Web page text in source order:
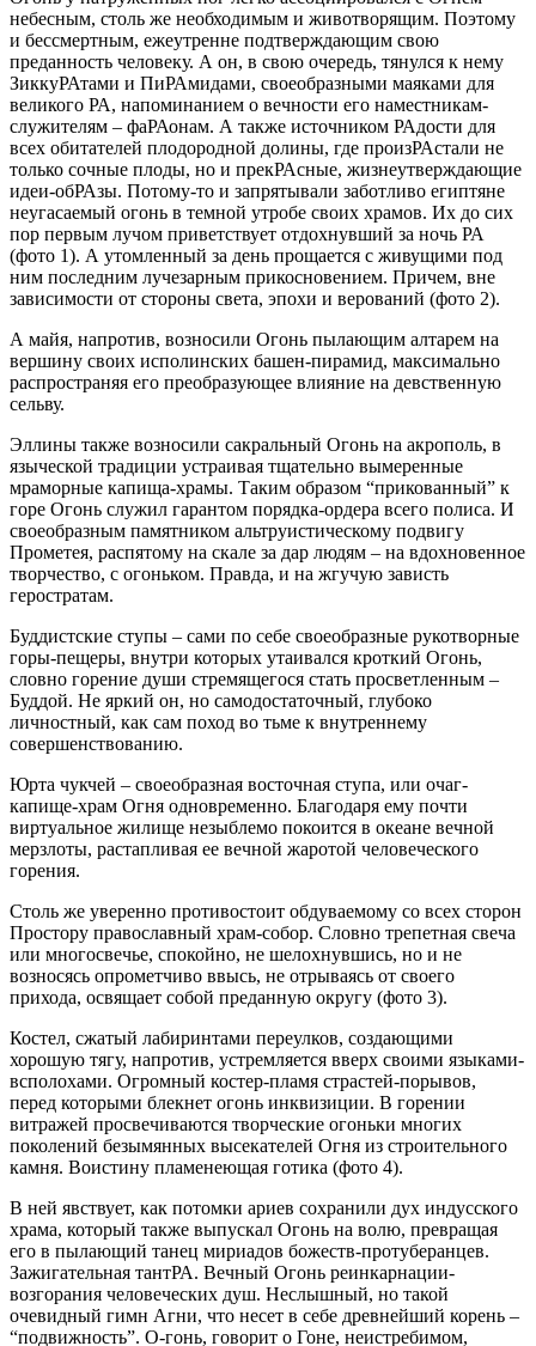
небесным, столь же необходимым и животворящим. Поэтому
и бессмертным, ежеутренне подтверждающим свою
преданность человеку. А он, в свою очередь, тянулся к нему
ЗиккуРАтами и ПиРАмидами, своеобразными маяками для
великого РА, напоминанием о вечности его наместникам-
служителям – фаРАонам. А также источником РАдости для
всех обитателей плодородной долины, где произРАстали не
только сочные плоды, но и прекРАсные, жизнеутверждающие
идеи-обРАзы. Потому-то и запрятывали заботливо египтяне
неугасаемый огонь в темной утробе своих храмов. Их до сих
пор первым лучом приветствует отдохнувший за ночь РА
(фото 1). А утомленный за день прощается с живущими под
ним последним лучезарным прикосновением. Причем, вне
зависимости от стороны света, эпохи и верований (фото 2).
А майя, напротив, возносили Огонь пылающим алтарем на
вершину своих исполинских башен-пирамид, максимально
распространяя его преобразующее влияние на девственную
сельву.
Эллины также возносили сакральный Огонь на акрополь, в
языческой традиции устраивая тщательно вымеренные
мраморные капища-храмы. Таким образом “прикованный” к
горе Огонь служил гарантом порядка-ордера всего полиса. И
своеобразным памятником альтруистическому подвигу
Прометея, распятому на скале за дар людям – на вдохновенное
творчество, с огоньком. Правда, и на жгучую зависть
геростратам.
Буддистские ступы – сами по себе своеобразные рукотворные
горы-пещеры, внутри которых утаивался кроткий Огонь,
словно горение души стремящегося стать просветленным –
Буддой. Не яркий он, но самодостаточный, глубоко
личностный, как сам поход во тьме к внутреннему
совершенствованию.
Юрта чукчей – своеобразная восточная ступа, или очаг-
капище-храм Огня одновременно. Благодаря ему почти
виртуальное жилище незыблемо покоится в океане вечной
мерзлоты, растапливая ее вечной жаротой человеческого
горения.
Столь же уверенно противостоит обдуваемому со всех сторон
Простору православный храм-собор. Словно трепетная свеча
или многосвечье, спокойно, не шелохнувшись, но и не
возносясь опрометчиво ввысь, не отрываясь от своего
прихода, освящает собой преданную округу (фото 3).
Костел, сжатый лабиринтами переулков, создающими
хорошую тягу, напротив, устремляется вверх своими языками-
всполохами. Огромный костер-пламя страстей-порывов,
перед которыми блекнет огонь инквизиции. В горении
витражей просвечиваются творческие огоньки многих
поколений безымянных высекателей Огня из строительного
камня. Воистину пламенеющая готика (фото 4).
В ней явствует, как потомки ариев сохранили дух индусского
храма, который также выпускал Огонь на волю, превращая
его в пылающий танец мириадов божеств-протуберанцев.
Зажигательная тантРА. Вечный Огонь реинкарнации-
возгорания человеческих душ. Неслышный, но такой
очевидный гимн Агни, что несет в себе древнейший корень –
“подвижность”. О-гонь, говорит о Гоне, неистребимом,